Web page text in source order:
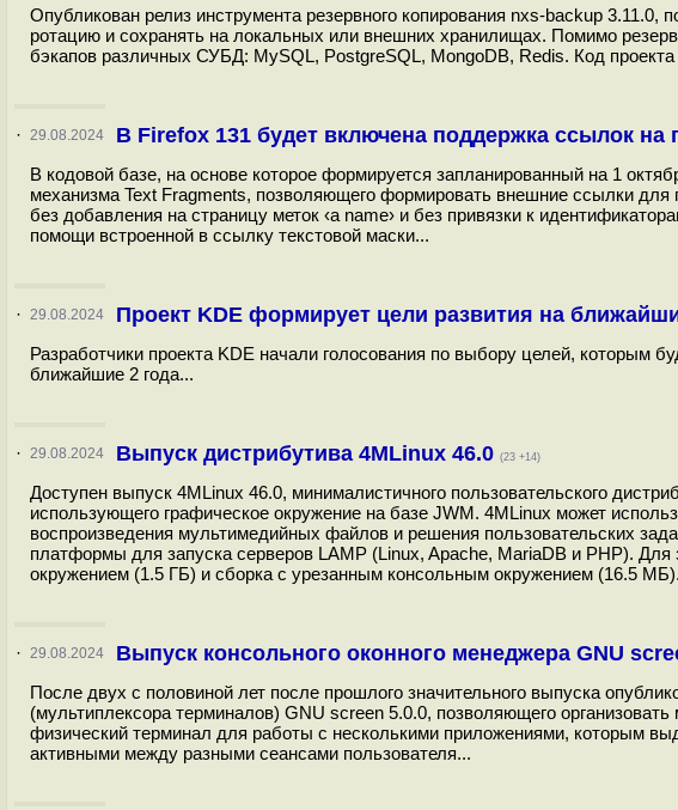
Опубликован релиз инструмента резервного копирования nxs-backup 3.11.0,
ротацию и сохранять на локальных или внешних хранилищах. Помимо
бэкапов различных СУБД: MySQL, PostgreSQL, MongoDB, Redis. Код проекта
· 29.08.2024 В Firefox 131 будет включена поддержка ссылок на
В кодовой базе, на основе которое формируется запланированный на 1
механизма Text Fragments, позволяющего формировать внешние ссылки для
без добавления на страницу меток ‹a name› и без привязки к
помощи встроенной в ссылку текстовой маски...
· 29.08.2024 Проект KDE формирует цели развития на
Разработчики проекта KDE начали голосования по выбору целей, которым
ближайшие 2 года...
· 29.08.2024 Выпуск дистрибутива 4MLinux 46.0 (23 +14)
Доступен выпуск 4MLinux 46.0, минималистичного пользовательского
использующего графическое окружение на базе JWM. 4MLinux может
воспроизведения мультимедийных файлов и решения пользовательских
платформы для запуска серверов LAMP (Linux, Apache, MariaDB и PHP). Для
окружением (1.5 ГБ) и сборка с урезанным консольным окружением (16.5
· 29.08.2024 Выпуск консольного оконного менеджера GNU
После двух с половиной лет после прошлого значительного выпуска
(мультиплексора терминалов) GNU screen 5.0.0, позволяющего
физический терминал для работы с несколькими приложениями, которым
активными между разными сеансами пользователя...